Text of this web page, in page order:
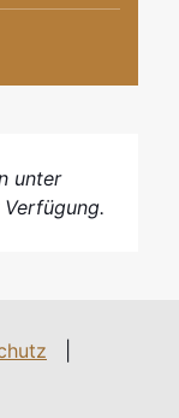
unter